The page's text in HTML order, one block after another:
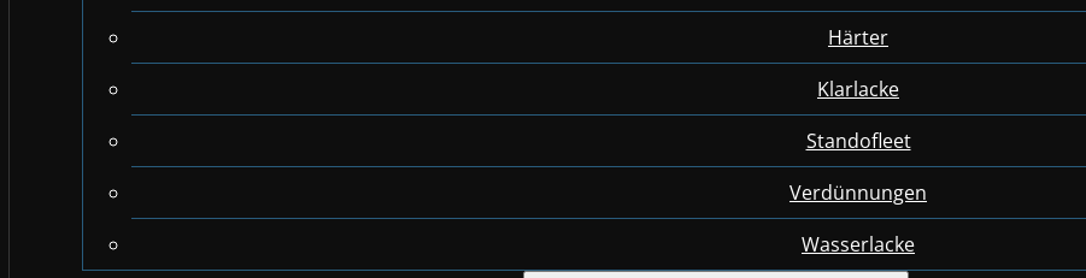
Härter
Klarlacke
Standofleet
Verdünnungen
Wasserlacke